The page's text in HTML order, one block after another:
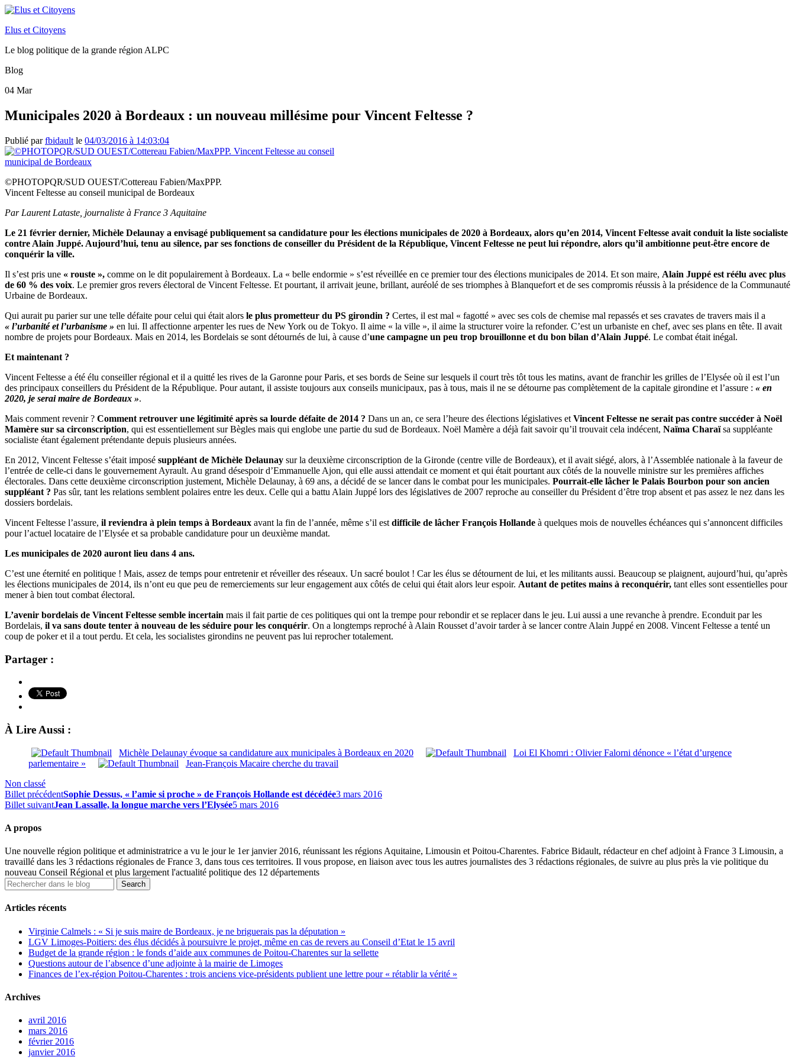
Elus et Citoyens
Le blog politique de la grande région ALPC
Blog
04 Mar
Municipales 2020 à Bordeaux : un nouveau millésime pour Vincent Feltesse ?
Publié parfbidault le 04/03/2016 à 14:03:04
©PHOTOPQR/SUD OUEST/Cottereau Fabien/MaxPPP.
Vincent Feltesse au conseil municipal de Bordeaux
Par Laurent Lataste, journaliste à France 3 Aquitaine
Le 21 février dernier, Michèle Delaunay a envisagé publiquement sa candidature pour les élections municipales de 2020 à Bordeaux, alors qu’en 2014, Vincent Feltesse avait conduit la liste socialiste
contre Alain Juppé. Aujourd’hui, tenu au silence, par ses fonctions de conseiller du Président de la République, Vincent Feltesse ne peut lui répondre, alors qu’il ambitionne peut-être encore de
conquérir la ville.
Il s’est pris une « rouste », comme on le dit populairement à Bordeaux. La « belle endormie » s’est réveillée en ce premier tour des élections municipales de 2014. Et son maire, Alain Juppé est réélu avec plus
de 60 % des voix. Le premier gros revers électoral de Vincent Feltesse. Et pourtant, il arrivait jeune, brillant, auréolé de ses triomphes à Blanquefort et de ses compromis réussis à la présidence de la Communauté
Urbaine de Bordeaux.
Qui aurait pu parier sur une telle défaite pour celui qui était alors le plus prometteur du PS girondin ? Certes, il est mal « fagotté » avec ses cols de chemise mal repassés et ses cravates de travers mais il a
« l’urbanité et l’urbanisme » en lui. Il affectionne arpenter les rues de New York ou de Tokyo. Il aime « la ville », il aime la structurer voire la refonder. C’est un urbaniste en chef, avec ses plans en tête. Il avait
nombre de projets pour Bordeaux. Mais en 2014, les Bordelais se sont détournés de lui, à cause d’une campagne un peu trop brouillonne et du bon bilan d’Alain Juppé. Le combat était inégal.
Et maintenant ?
Vincent Feltesse a été élu conseiller régional et il a quitté les rives de la Garonne pour Paris, et ses bords de Seine sur lesquels il court très tôt tous les matins, avant de franchir les grilles de l’Elysée où il est l’un
des principaux conseillers du Président de la République. Pour autant, il assiste toujours aux conseils municipaux, pas à tous, mais il ne se détourne pas complètement de la capitale girondine et l’assure : « en
2020, je serai maire de Bordeaux ».
Mais comment revenir ? Comment retrouver une légitimité après sa lourde défaite de 2014 ? Dans un an, ce sera l’heure des élections législatives et Vincent Feltesse ne serait pas contre succéder à Noël
Mamère sur sa circonscription, qui est essentiellement sur Bègles mais qui englobe une partie du sud de Bordeaux. Noël Mamère a déjà fait savoir qu’il trouvait cela indécent, Naïma Charaïsa suppléante
socialiste étant également prétendante depuis plusieurs années.
En 2012, Vincent Feltesse s’était imposé suppléant de Michèle Delaunay sur la deuxième circonscription de la Gironde (centre ville de Bordeaux), et il avait siégé, alors, à l’Assemblée nationale à la faveur de
l’entrée de celle-ci dans le gouvernement Ayrault. Au grand désespoir d’Emmanuelle Ajon, qui elle aussi attendait ce moment et qui était pourtant aux côtés de la nouvelle ministre sur les premières affiches
électorales. Dans cette deuxième circonscription justement, Michèle Delaunay, à 69 ans, a décidé de se lancer dans le combat pour les municipales. Pourrait-elle lâcher le Palais Bourbon pour son ancien
suppléant ? Pas sûr, tant les relations semblent polaires entre les deux. Celle qui a battu Alain Juppé lors des législatives de 2007 reproche au conseiller du Président d’être trop absent et pas assez le nez dans les
dossiers bordelais.
Vincent Feltesse l’assure, il reviendra à plein temps à Bordeaux avant la fin de l’année, même s’il est difficile de lâcher François Hollande à quelques mois de nouvelles échéances qui s’annoncent difficiles
pour l’actuel locataire de l’Elysée et sa probable candidature pour un deuxième mandat.
Les municipales de 2020 auront lieu dans 4 ans.
C’est une éternité en politique ! Mais, assez de temps pour entretenir et réveiller des réseaux. Un sacré boulot ! Car les élus se détournent de lui, et les militants aussi. Beaucoup se plaignent, aujourd’hui, qu’après
les élections municipales de 2014, ils n’ont eu que peu de remerciements sur leur engagement aux côtés de celui qui était alors leur espoir. Autant de petites mains à reconquérir, tant elles sont essentielles pour
mener à bien tout combat électoral.
L’avenir bordelais de Vincent Feltesse semble incertain mais il fait partie de ces politiques qui ont la trempe pour rebondir et se replacer dans le jeu. Lui aussi a une revanche à prendre. Econduit par les
Bordelais, il va sans doute tenter à nouveau de les séduire pour les conquérir. On a longtemps reproché à Alain Rousset d’avoir tarder à se lancer contre Alain Juppé en 2008. Vincent Feltesse a tenté un
coup de poker et il a tout perdu. Et cela, les socialistes girondins ne peuvent pas lui reprocher totalement.
Partager :
À Lire Aussi :
Michèle Delaunay évoque sa candidature aux municipales à Bordeaux en 2020
Loi El Khomri : Olivier Falorni dénonce « l’état d’urgence
parlementaire »
Jean-François Macaire cherche du travail
Non classé
Billet précédentSophie Dessus, « l’amie si proche » de François Hollande est décédée3 mars 2016
Billet suivantJean Lassalle, la longue marche vers l’Elysée5 mars 2016
A propos
Une nouvelle région politique et administratrice a vu le jour le 1er janvier 2016, réunissant les régions Aquitaine, Limousin et Poitou-Charentes. Fabrice Bidault, rédacteur en chef adjoint à France 3 Limousin, a
travaillé dans les 3 rédactions régionales de France 3, dans tous ces territoires. Il vous propose, en liaison avec tous les autres journalistes des 3 rédactions régionales, de suivre au plus près la vie politique du
nouveau Conseil Régional et plus largement l'actualité politique des 12 départements
Articles récents
Virginie Calmels : « Si je suis maire de Bordeaux, je ne briguerais pas la députation »
LGV Limoges-Poitiers: des élus décidés à poursuivre le projet, même en cas de revers au Conseil d’Etat le 15 avril
Budget de la grande région : le fonds d’aide aux communes de Poitou-Charentes sur la sellette
Questions autour de l’absence d’une adjointe à la mairie de Limoges
Finances de l’ex-région Poitou-Charentes : trois anciens vice-présidents publient une lettre pour « rétablir la vérité »
Archives
avril 2016
mars 2016
février 2016
janvier 2016